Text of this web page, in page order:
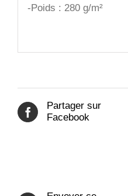
-Poids : 280 g/m²
Partager sur
Facebook